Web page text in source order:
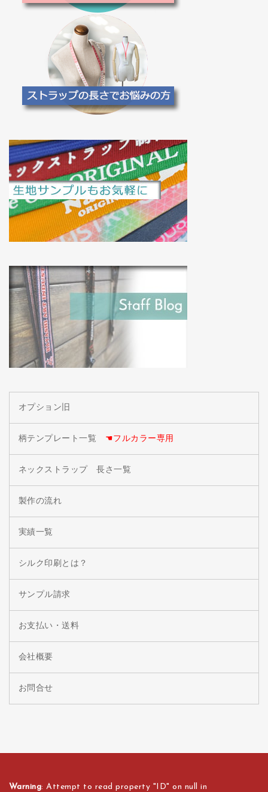
オプション旧
柄テンプレート一覧 ☚フルカラー専用
ネックストラップ 長さ一覧
製作の流れ
実績一覧
シルク印刷とは？
サンプル請求
お支払い・送料
会社概要
お問合せ
Warning: Attempt to read property "ID" on null in